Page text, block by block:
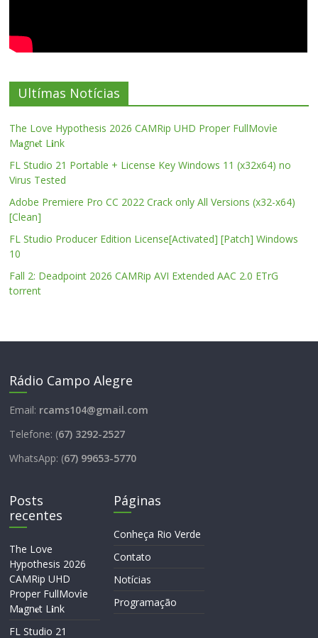
Ultímas Notícias
The Love Hypothesis 2026 CAMRip UHD Proper FullMov𝗂e
M𝐚gn𝐞t L𝐢nk
FL Studio 21 Portable + License Key Windows 11 (x32x64) no
Virus Tested
Adobe Premiere Pro CC 2022 Crack only All Versions (x32-x64)
[Clean]
FL Studio Producer Edition License[Activated] [Patch] Windows
10
Fall 2: Deadpoint 2026 CAMRip AVI Extended AAC 2.0 ETrG
torrent
Rádio Campo Alegre
Email: rcams104@gmail.com
Telefone: (67) 3292-2527
WhatsApp: (67) 99653-5770
Posts
recentes
The Love
Hypothesis 2026
CAMRip UHD
Proper FullMov𝗂e
M𝐚gn𝐞t L𝐢nk
FL Studio 21
Páginas
Conheça Rio Verde
Contato
Notícias
Programação